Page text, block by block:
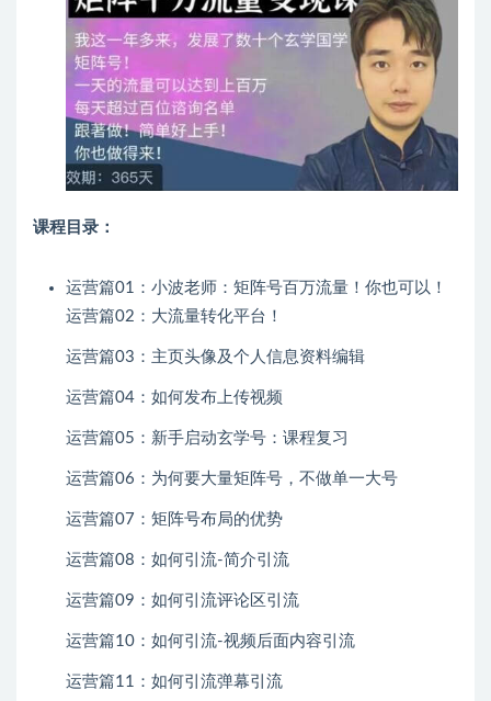
课程目录：
运营篇01：小波老师：矩阵号百万流量！你也可以！
运营篇02：大流量转化平台！
运营篇03：主页头像及个人信息资料编辑
运营篇04：如何发布上传视频
运营篇05：新手启动玄学号：课程复习
运营篇06：为何要大量矩阵号，不做单一大号
运营篇07：矩阵号布局的优势
运营篇08：如何引流-简介引流
运营篇09：如何引流评论区引流
运营篇10：如何引流-视频后面内容引流
运营篇11：如何引流弹幕引流